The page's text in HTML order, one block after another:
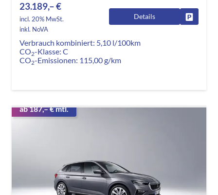
23.189,– €
incl. 20% MwSt.
inkl. NoVA
Details
Verbrauch kombiniert: 5,10 l/100km
CO2-Klasse: C
CO2-Emissionen: 115,00 g/km
ab 187,– € mtl.